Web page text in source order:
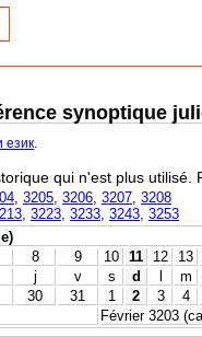
synoptique
език
qui n'est plus utilisé.
3205 3206 3207 3208
3223 3233 3243 3253
8 9 10 11 12 13
j v s d l m
30 31 1 2 3 4
Février 3203